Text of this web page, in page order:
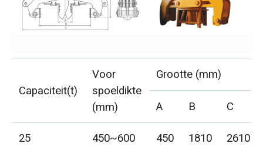
Capaciteit(t)
Voor
spoeldikte
(mm)
Grootte (mm)
A
B
C
25
450~600 450 1810
2610